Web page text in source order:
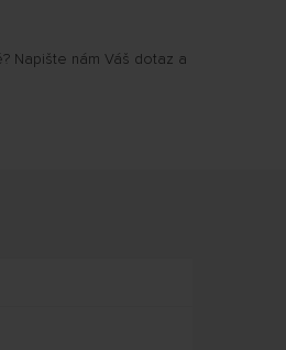
Napište nám Váš dotaz a